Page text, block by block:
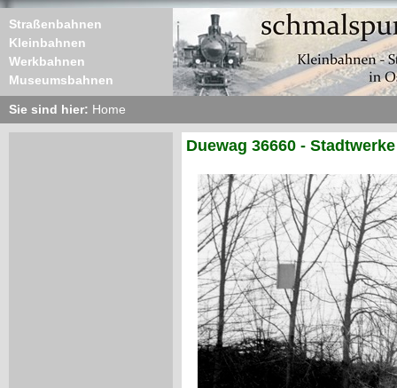
Straßenbahnen
Kleinbahnen
Werkbahnen
Museumsbahnen
Sie sind hier: Home
Duewag 36660 -